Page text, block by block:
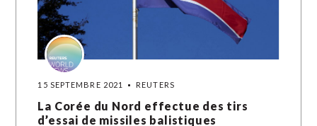
15 SEPTEMBRE 2021 REUTERS
La Corée du Nord effectue des tirs
d’essai de missiles balistiques